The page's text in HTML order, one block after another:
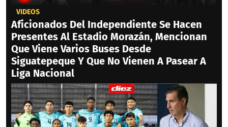
VIDEOS
Aficionados Del Independiente Se Hacen
Presentes Al Estadio Morazán, Mencionan
Que Viene Varios Buses Desde
Siguatepeque Y Que No Vienen A Pasear A
Liga Nacional